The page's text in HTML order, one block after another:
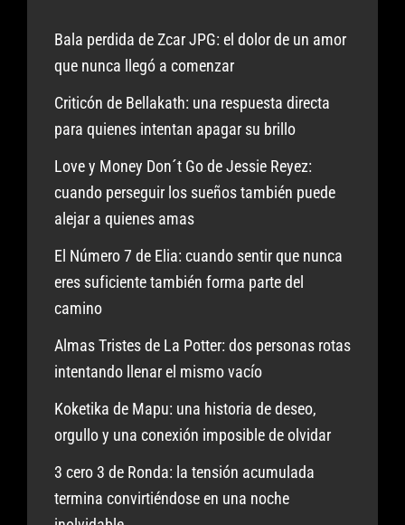
Bala perdida de Zcar JPG: el dolor de un amor
que nunca llegó a comenzar
Criticón de Bellakath: una respuesta directa
para quienes intentan apagar su brillo
Love y Money Don´t Go de Jessie Reyez:
cuando perseguir los sueños también puede
alejar a quienes amas
El Número 7 de Elia: cuando sentir que nunca
eres suficiente también forma parte del
camino
Almas Tristes de La Potter: dos personas rotas
intentando llenar el mismo vacío
Koketika de Mapu: una historia de deseo,
orgullo y una conexión imposible de olvidar
3 cero 3 de Ronda: la tensión acumulada
termina convirtiéndose en una noche